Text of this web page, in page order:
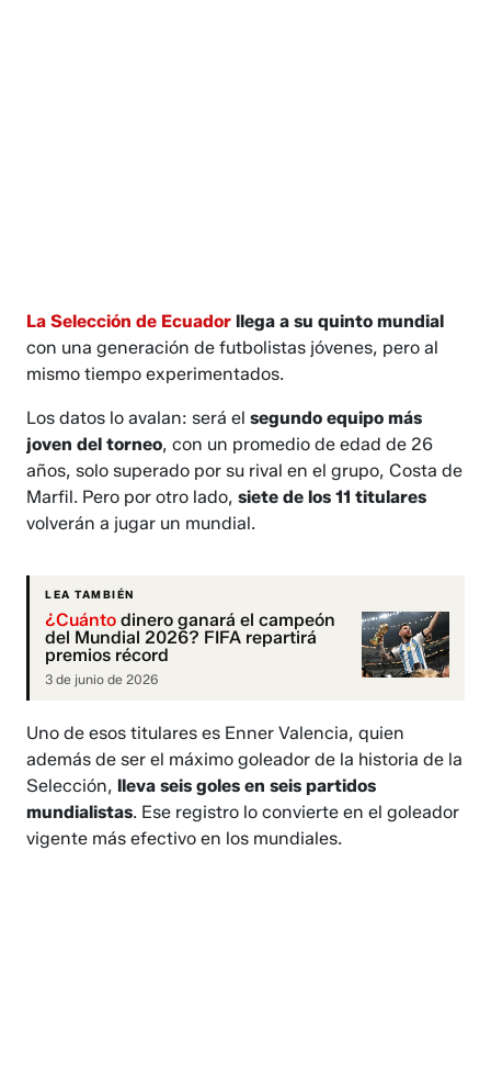
La Selección de Ecuador llega a su quinto mundial
con una generación de futbolistas jóvenes, pero al
mismo tiempo experimentados.
Los datos lo avalan: será elsegundo equipo más
joven del torneo, con un promedio de edad de 26
años, solo superado por su rival en el grupo, Costa de
Marfil. Pero por otro lado,siete de los 11 titulares
volverán a jugar un mundial.
LEA TAMBIÉN
¿Cuánto dinero ganará el campeón
del Mundial 2026? FIFA repartirá
premios récord
3 de junio de 2026
Uno de esos titulares es Enner Valencia, quien
además de ser el máximo goleador de la historia de la
Selección,lleva seis goles en seis partidos
mundialistas. Ese registro lo convierte en el goleador
vigente más efectivo en los mundiales.